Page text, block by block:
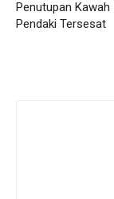
Penutupan Kawah
Pendaki Tersesat